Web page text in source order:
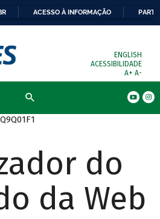
ACESSO À INFORMAÇÃO
ENGLISH
ACESSIBILIDADE
A+ A-
do
da Web